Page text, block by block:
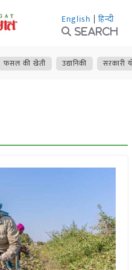
English | हिन्दी
Search
फसल की खेती उद्यानिकी सरकारी